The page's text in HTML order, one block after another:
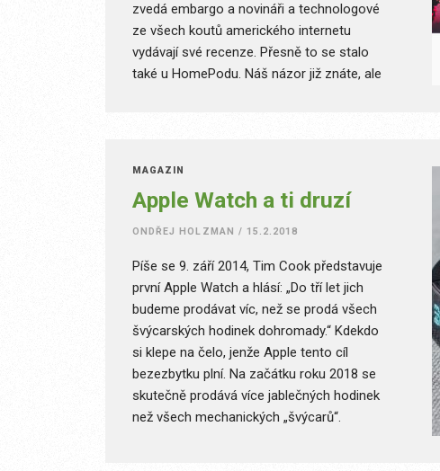
zvedá embargo a novináři a technologové
ze všech koutů amerického internetu
vydávají své recenze. Přesně to se stalo
také u HomePodu. Náš názor již znáte, ale
MAGAZÍN
Apple Watch a ti druzí
ONDŘEJ HOLZMAN / 15.2.2018
Píše se 9. září 2014, Tim Cook představuje
první Apple Watch a hlásí: „Do tří let jich
budeme prodávat víc, než se prodá všech
švýcarských hodinek dohromady.“ Kdekdo
si klepe na čelo, jenže Apple tento cíl
bezezbytku plní. Na začátku roku 2018 se
skutečně prodává více jablečných hodinek
než všech mechanických „švýcarů“.